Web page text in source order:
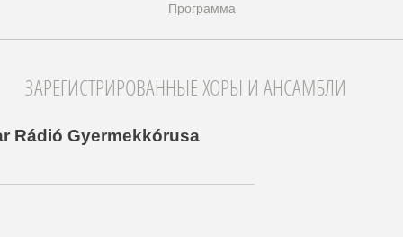
Программа
ЗАРЕГИСТРИРОВАННЫЕ ХОРЫ И АНСАМБЛИ
Rádió Gyermekkórusa